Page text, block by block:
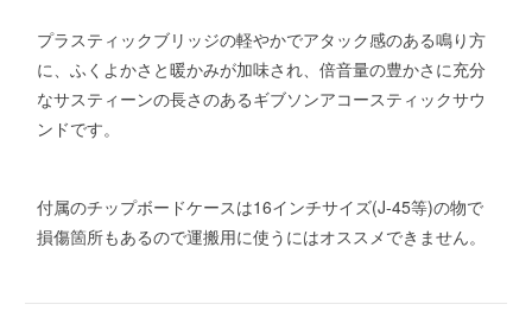
プラスティックブリッジの軽やかでアタック感のある鳴り方
に、ふくよかさと暖かみが加味され、倍音量の豊かさに充分
なサスティーンの長さのあるギブソンアコースティックサウ
ンドです。
付属のチップボードケースは16インチサイズ(J-45等)の物で
損傷箇所もあるので運搬用に使うにはオススメできません。